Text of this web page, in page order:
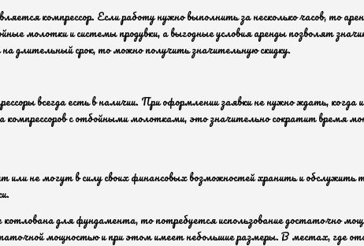
компрессор. Если работу нужно выполнить за несколько часов, то
молотки и системы продувки, а выгодные условия аренды позволят
длительный срок, то можно получить значительную скидку.
всегда есть в наличии. При оформлении заявки не нужно ждать, когда
компрессоров с отбойными молотками, это значительно сократит время
или не могут в силу своих финансовых возможностей хранить и
котлована для фундамента, то потребуется использование
мощностью и при этом имеет небольшие размеры. В местах, где